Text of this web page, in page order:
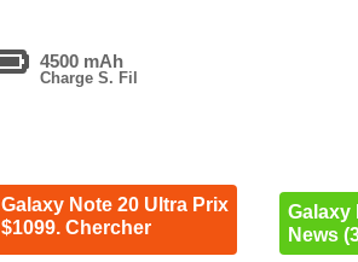
4500 mAh
Charge S. Fil
Galaxy Note 20 Ultra Prix
$1099. Chercher
Galaxy
News